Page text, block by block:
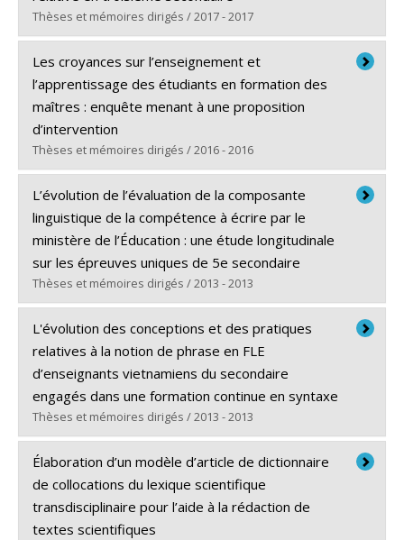
Lien vers le document dans Papyrus
Thèses et mémoires dirigés / 2017 - 2017
Diplômé(e) :Arseneau, Rosianne
Cycle :Doctorat
Diplôme obtenu :Ph. D.
Lien vers le document dans Papyrus
Les croyances sur l’enseignement et
l’apprentissage des étudiants en formation des
maîtres : enquête menant à une proposition
d’intervention
Thèses et mémoires dirigés / 2016 - 2016
Diplômé(e) :Paret, Nancy
Cycle :Maîtrise
Diplôme obtenu :M.A.
Lien vers le document dans Papyrus
L’évolution de l’évaluation de la composante
linguistique de la compétence à écrire par le
ministère de l’Éducation : une étude longitudinale
sur les épreuves uniques de 5e secondaire
Thèses et mémoires dirigés / 2013 - 2013
Diplômé(e) :Lombard, Vincent
Cycle :Maîtrise
Diplôme obtenu :M.A.
Lien vers le document dans Papyrus
L'évolution des conceptions et des pratiques
relatives à la notion de phrase en FLE
d’enseignants vietnamiens du secondaire
engagés dans une formation continue en syntaxe
Thèses et mémoires dirigés / 2013 - 2013
Diplômé(e) :Huynh Thi, Tram Sinh
Cycle :Maîtrise
Diplôme obtenu :M.A.
Lien vers le document dans Papyrus
Élaboration d’un modèle d’article de dictionnaire
de collocations du lexique scientifique
transdisciplinaire pour l’aide à la rédaction de
textes scientifiques